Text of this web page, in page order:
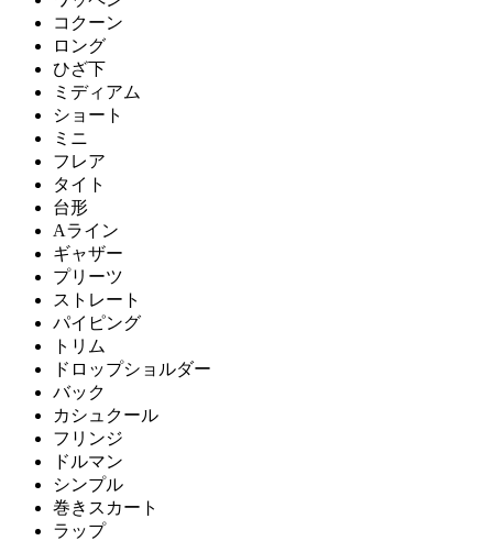
コクーン
ロング
ひざ下
ミディアム
ショート
ミニ
フレア
タイト
台形
Aライン
ギャザー
プリーツ
ストレート
パイピング
トリム
ドロップショルダー
バック
カシュクール
フリンジ
ドルマン
シンプル
巻きスカート
ラップ